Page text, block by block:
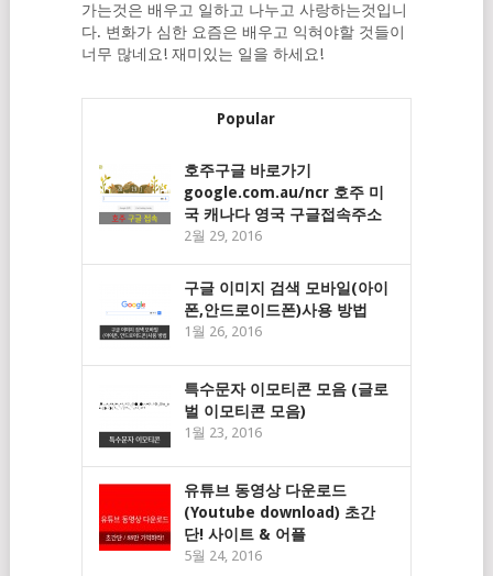
가는것은 배우고 일하고 나누고 사랑하는것입니
다. 변화가 심한 요즘은 배우고 익혀야할 것들이
너무 많네요! 재미있는 일을 하세요!
Popular
호주구글 바로가기
google.com.au/ncr 호주 미
국 캐나다 영국 구글접속주소
2월 29, 2016
구글 이미지 검색 모바일(아이
폰,안드로이드폰)사용 방법
1월 26, 2016
특수문자 이모티콘 모음 (글로
벌 이모티콘 모음)
1월 23, 2016
유튜브 동영상 다운로드
(Youtube download) 초간
단! 사이트 & 어플
5월 24, 2016